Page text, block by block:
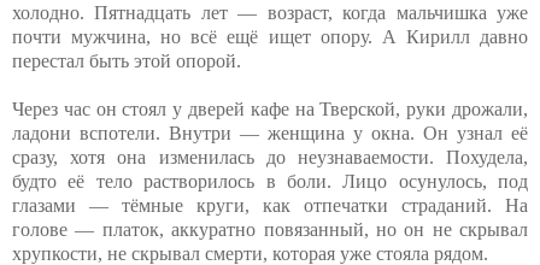
холодно. Пятнадцать лет — возраст, когда мальчишка уже
почти мужчина, но всё ещё ищет опору. А Кирилл давно
перестал быть этой опорой.
Через час он стоял у дверей кафе на Тверской, руки дрожали,
ладони вспотели. Внутри — женщина у окна. Он узнал её
сразу, хотя она изменилась до неузнаваемости. Похудела,
будто её тело растворилось в боли. Лицо осунулось, под
глазами — тёмные круги, как отпечатки страданий. На
голове — платок, аккуратно повязанный, но он не скрывал
хрупкости, не скрывал смерти, которая уже стояла рядом.